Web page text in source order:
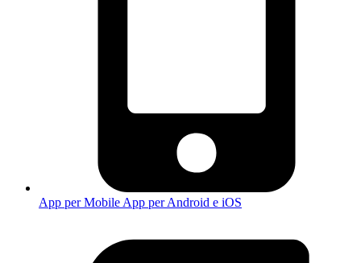
App per Mobile App per Android e iOS